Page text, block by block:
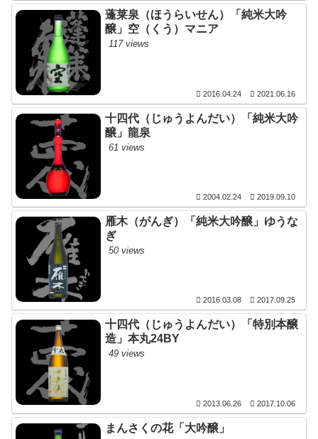
蓬莱泉（ほうらいせん）「純米大吟
醸」空（くう）マニア
117 views
2016.04.24 2021.06.16
十四代（じゅうよんだい）「純米大吟
醸」龍泉
61 views
2004.02.24 2019.09.10
雁木（がんぎ）「純米大吟醸」ゆうな
ぎ
50 views
2016.03.08 2017.09.25
十四代（じゅうよんだい）「特別本醸
造」本丸24BY
49 views
2013.06.26 2017.10.06
まんさくの花「大吟醸」